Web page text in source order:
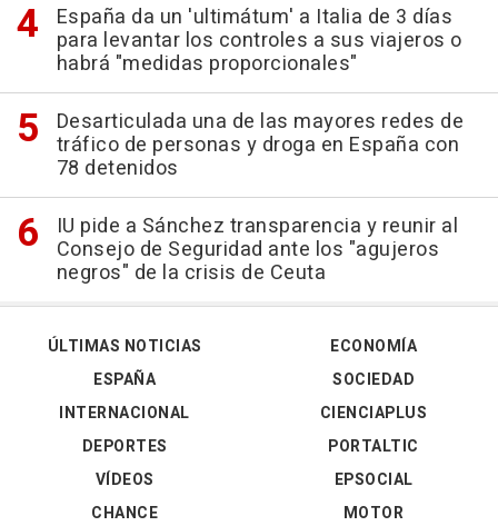
España da un 'ultimátum' a Italia de 3 días
para levantar los controles a sus viajeros o
habrá "medidas proporcionales"
Desarticulada una de las mayores redes de
tráfico de personas y droga en España con
78 detenidos
IU pide a Sánchez transparencia y reunir al
Consejo de Seguridad ante los "agujeros
negros" de la crisis de Ceuta
ÚLTIMAS NOTICIAS
ESPAÑA
INTERNACIONAL
DEPORTES
VÍDEOS
ECONOMÍA
SOCIEDAD
CIENCIAPLUS
PORTALTIC
EPSOCIAL
CHANCE
MOTOR